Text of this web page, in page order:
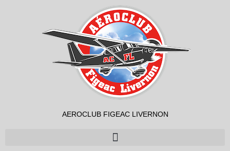
AEROCLUB FIGEAC LIVERNON